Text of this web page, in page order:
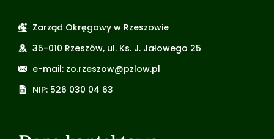
Zarząd Okręgowy w Rzeszowie
35-010 Rzeszów, ul. Ks. J. Jałowego 25
e-mail: zo.rzeszow@pzlow.pl
NIP: 526 030 04 63